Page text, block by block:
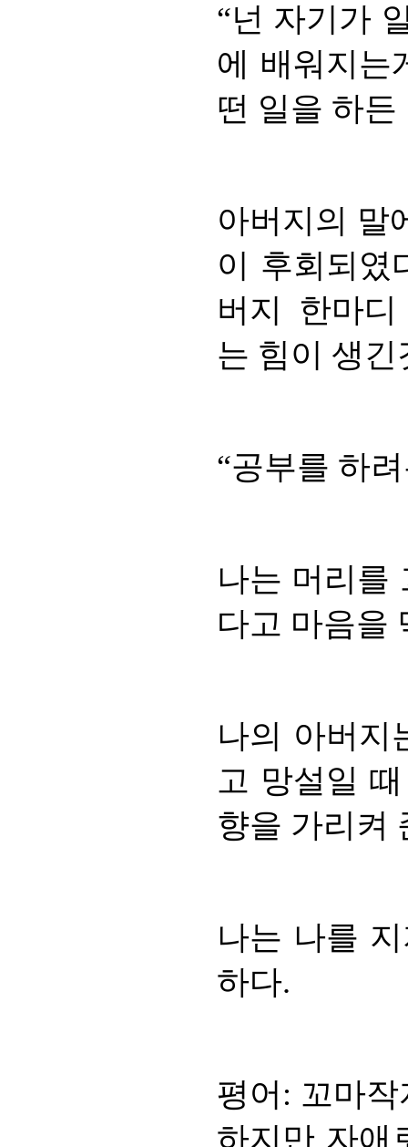
“넌 자기가
에 배워지는
떤 일을 하든
아버지의 말
이 후회되였
버지 한마
는 힘이 생
“공부를 하
나는 머리를
다고 마음을
나의 아버지
고 망설일
향을 가리켜
나는 나를
하다.
평어: 꼬마
하지만 자애